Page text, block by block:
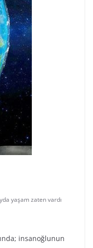
yaşam zaten vardı
insanoğlunun